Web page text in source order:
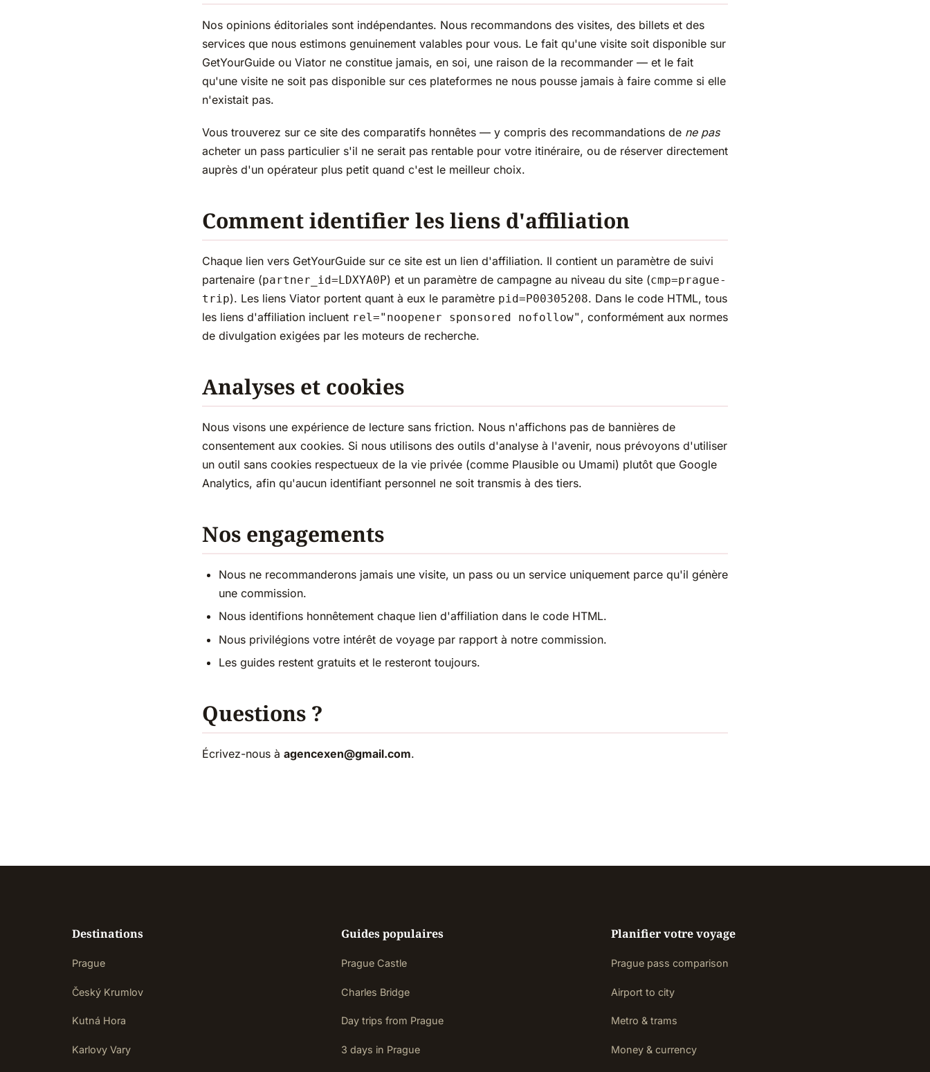
Nos opinions éditoriales sont indépendantes. Nous recommandons des visites, des billets et des
services que nous estimons genuinement valables pour vous. Le fait qu'une visite soit disponible sur
GetYourGuide ou Viator ne constitue jamais, en soi, une raison de la recommander — et le fait
qu'une visite ne soit pas disponible sur ces plateformes ne nous pousse jamais à faire comme si elle
n'existait pas.
Vous trouverez sur ce site des comparatifs honnêtes — y compris des recommandations de ne pas
acheter un pass particulier s'il ne serait pas rentable pour votre itinéraire, ou de réserver directement
auprès d'un opérateur plus petit quand c'est le meilleur choix.
Comment identifier les liens d'affiliation
Chaque lien vers GetYourGuide sur ce site est un lien d'affiliation. Il contient un paramètre de suivi
partenaire (partner_id=LDXYA0P) et un paramètre de campagne au niveau du site (cmp=prague-
trip). Les liens Viator portent quant à eux le paramètre pid=P00305208. Dans le code HTML, tous
les liens d'affiliation incluent rel="noopener sponsored nofollow" , conformément aux normes
de divulgation exigées par les moteurs de recherche.
Analyses et cookies
Nous visons une expérience de lecture sans friction. Nous n'affichons pas de bannières de
consentement aux cookies. Si nous utilisons des outils d'analyse à l'avenir, nous prévoyons d'utiliser
un outil sans cookies respectueux de la vie privée (comme Plausible ou Umami) plutôt que Google
Analytics, afin qu'aucun identifiant personnel ne soit transmis à des tiers.
Nos engagements
Nous ne recommanderons jamais une visite, un pass ou un service uniquement parce qu'il génère
une commission.
Nous identifions honnêtement chaque lien d'affiliation dans le code HTML.
Nous privilégions votre intérêt de voyage par rapport à notre commission.
Les guides restent gratuits et le resteront toujours.
Questions ?
Écrivez-nous à agencexen@gmail.com.
Destinations
Prague
Český Krumlov
Kutná Hora
Karlovy Vary
Guides populaires
Prague Castle
Charles Bridge
Day trips from Prague
3 days in Prague
Planifier votre voyage
Prague pass comparison
Airport to city
Metro & trams
Money & currency